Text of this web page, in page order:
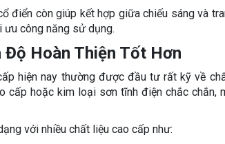
điển còn giúp kết hợp giữa chiếu sáng và
công năng sử dụng.
Độ Hoàn Thiện Tốt Hơn
hiện nay thường được đầu tư rất kỹ về
cấp hoặc kim loại sơn tĩnh điện chắc chắn,
với nhiều chất liệu cao cấp như: